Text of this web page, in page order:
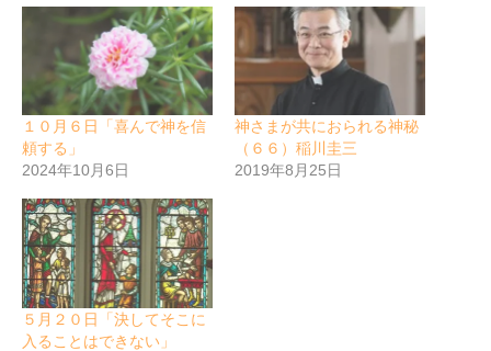
１０月６日「喜んで神を信
頼する」
2024年10月6日
神さまが共におられる神秘
（６６）稲川圭三
2019年8月25日
５月２０日「決してそこに
入ることはできない」